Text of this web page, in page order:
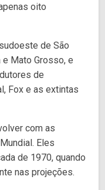
oito
de São
e Mato Grosso, e
de
Fox e as extintas
com as
Eles
de 1970, quando
nas projeções.